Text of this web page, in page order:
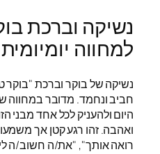
נשיקה וברכת
למחווה יומיומית
נשיקה של בוקר וברכת
חביב ונחמד. מדובר במחווה
היום ולהעניק לכל אחד מבני
ואהבה. זהו רגע קטן אך
רואה אותך", "את/ה חשוב/ה